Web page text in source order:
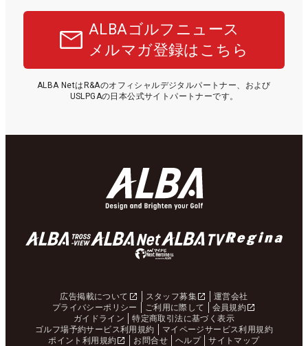
ALBAゴルフニュース
メルマガ登録はこちら
ALBA NetはR&Aのオフィシャルデジタルパートナー、および
USLPGAの日本公式サイトパートナーです。
広告掲載について スタッフ募集
運営会社
プライバシーポリシー
ご利用に際して
会員規約
ガイドライン
特定商取引法に基づく表示
ゴルフ場予約サービス利用規約
マイページサービス利用規約
ポイント利用規約
お問合せ ヘルプ サイトマップ